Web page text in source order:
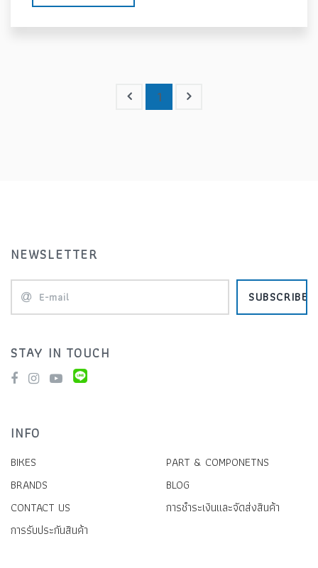
1
NEWSLETTER
SUBSCRIBE
STAY IN TOUCH
INFO
BIKES
PART & COMPONETNS
BRANDS
BLOG
CONTACT US
การชำระเงินและจัดส่งสินค้า
การรับประกันสินค้า